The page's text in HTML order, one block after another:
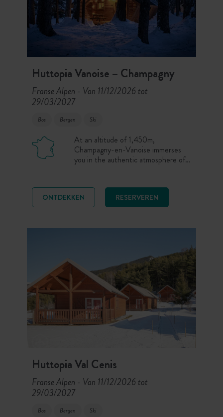
Huttopia Vanoise – Champagny
Franse Alpen - Van 11/12/2026 tot
29/03/2027
Bos Bergen Ski
At an altitude of 1,450m,
Champagny-en-Vanoise immerses
you in the authentic atmosphere of a
unspoilt nature meets the
atmosphere of a family resort. And
to make the experience unique:
225km of slopes suitable for all
ONTDEKKEN RESERVEREN
Huttopia Val Cenis
Franse Alpen - Van 11/12/2026 tot
29/03/2027
Bos Bergen Ski